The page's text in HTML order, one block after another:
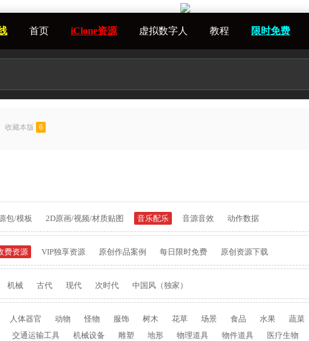
首页 iClone资源 虚拟数字人 教程 限时免费
收藏本版 6
包/模板 2D原画/视频/材质贴图 音乐配乐 音源音效 动作数据
费资源 VIP独享资源 原创作品案例 每日限时免费 原创资源下载
机械 古代 现代 次时代 中国风（独家）
人体器官 动物 怪物 服饰 树木 花草 场景 食品 水果 蔬菜
交通运输工具 机械设备 雕塑 地形 物理道具 物件道具 医疗生物